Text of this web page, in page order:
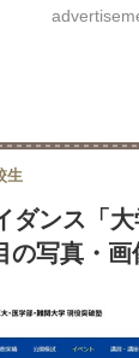
8月開催学校説明会
ダンス「
の写真・画
生